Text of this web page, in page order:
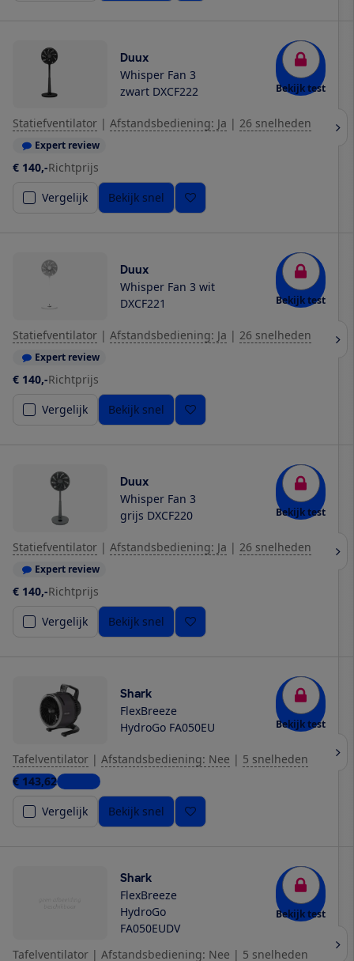
Duux
Whisper Fan 3
zwart DXCF222
Bekijk test
Statiefventilator | Afstandsbediening: Ja | 26 snelheden
Expert review
€ 140,-Richtprijs
Vergelijk
Bekijk snel
Duux
Whisper Fan 3 wit
DXCF221
Bekijk test
Statiefventilator | Afstandsbediening: Ja | 26 snelheden
Expert review
€ 140,-Richtprijs
Vergelijk
Bekijk snel
Duux
Whisper Fan 3
grijs DXCF220
Bekijk test
Statiefventilator | Afstandsbediening: Ja | 26 snelheden
Expert review
€ 140,-Richtprijs
Vergelijk
Bekijk snel
Shark
FlexBreeze
HydroGo FA050EU
Bekijk test
Tafelventilator | Afstandsbediening: Nee | 5 snelheden
€ 143,621 winkel
Vergelijk
Bekijk snel
Shark
FlexBreeze
HydroGo
FA050EUDV
Bekijk test
Tafelventilator | Afstandsbediening: Nee | 5 snelheden